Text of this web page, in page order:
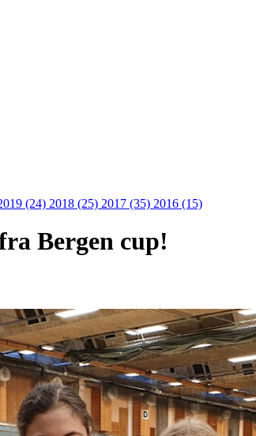
(24) 2018 (25) 2017 (35) 2016 (15)
Bergen cup!